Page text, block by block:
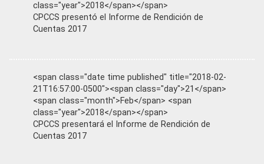
class="year">2018</span></span>
CPCCS presentó el Informe de Rendición de
Cuentas 2017
<span class="date time published" title="2018-02-
21T16:57:00-0500"><span class="day">21</span>
<span class="month">Feb</span> <span
class="year">2018</span></span>
CPCCS presentará el Informe de Rendición de
Cuentas 2017